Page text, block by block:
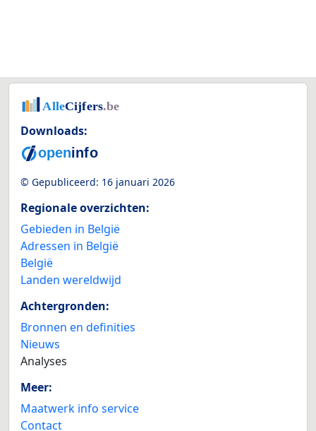
Downloads:
© Gepubliceerd: 16 januari 2026
Regionale overzichten:
Gebieden in België
Adressen in België
België
Landen wereldwijd
Achtergronden:
Bronnen en definities
Nieuws
Analyses
Meer:
Maatwerk info service
Contact